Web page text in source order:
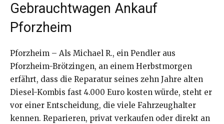
Gebrauchtwagen Ankauf
Pforzheim
Pforzheim – Als Michael R., ein Pendler aus
Pforzheim-Brötzingen, an einem Herbstmorgen
erfährt, dass die Reparatur seines zehn Jahre alten
Diesel-Kombis fast 4.000 Euro kosten würde, steht er
vor einer Entscheidung, die viele Fahrzeughalter
kennen. Reparieren, privat verkaufen oder direkt an